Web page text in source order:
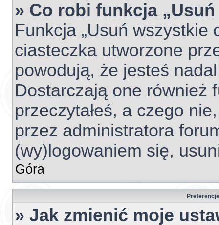
» Co robi funkcja
Funkcja „Usuń wszystkie
ciasteczka utworzone
powodują, że jesteś
Dostarczają one również
przeczytałeś, a czego
przez administratora
(wy)logowaniem się,
Góra
» Jak zmienić moje